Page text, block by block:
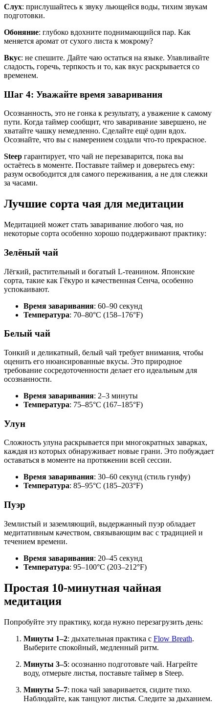
Слух: прислушайтесь к звуку льющейся воды, тихим звукам
подготовки.
Обоняние: глубоко вдохните поднимающийся пар. Как
меняется аромат от сухого листа к мокрому?
Вкус: не спешите. Дайте чаю остаться на языке. Улавливайте
сладость, горечь, терпкость и то, как вкус раскрывается со
временем.
Шаг 4: Уважайте время заваривания
Осознанность, это не гонка к результату, а уважение к самому
пути. Когда таймер сообщит, что заваривание завершено, не
хватайте чашку немедленно. Сделайте ещё один вдох.
Осознайте, что вы с намерением создали что-то прекрасное.
Steep гарантирует, что чай не перезаварится, пока вы
остаётесь в моменте. Поставьте таймер и доверьтесь ему:
разум освободится для самого переживания, а не для слежки
за часами.
Лучшие сорта чая для медитации
Медитацией может стать заваривание любого чая, но
некоторые сорта особенно хорошо поддерживают практику:
Зелёный чай
Лёгкий, растительный и богатый L-теанином. Японские
сорта, такие как Гёкуро и качественная Сенча, особенно
успокаивают.
Время заваривания: 60–90 секунд
Температура: 70–80°C (158–176°F)
Белый чай
Тонкий и деликатный, белый чай требует внимания, чтобы
оценить его нюансированные вкусы. Это природное
требование сосредоточенности делает его идеальным для
осознанности.
Время заваривания: 2–3 минуты
Температура: 75–85°C (167–185°F)
Улун
Сложность улуна раскрывается при многократных заварках,
каждая из которых обнаруживает новые грани. Это побуждает
оставаться в моменте на протяжении всей сессии.
Время заваривания: 30–60 секунд (стиль гунфу)
Температура: 85–95°C (185–203°F)
Пуэр
Землистый и заземляющий, выдержанный пуэр обладает
медитативным качеством, связывающим вас с традицией и
течением времени.
Время заваривания: 20–45 секунд
Температура: 95–100°C (203–212°F)
Простая 10-минутная чайная
медитация
Попробуйте эту практику, когда нужно перезагрузить день:
Минуты 1–2: дыхательная практика с Flow Breath.
Выберите спокойный, медленный ритм.
Минуты 3–5: осознанно подготовьте чай. Нагрейте
воду, отмерьте листья, поставьте таймер в Steep.
Минуты 5–7: пока чай заваривается, сидите тихо.
Наблюдайте, как танцуют листья. Следите за дыханием.